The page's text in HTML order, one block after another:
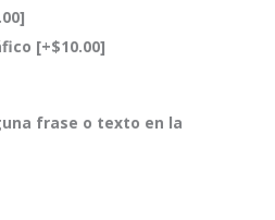
[+$10.00]
frase o texto en la